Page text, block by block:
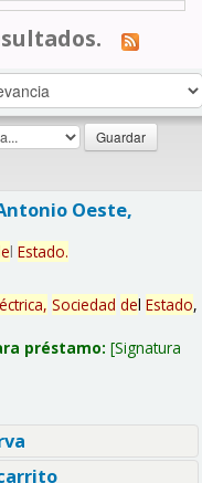
Oeste,
l Estado.
Sociedad del Estado,
préstamo: Signatura